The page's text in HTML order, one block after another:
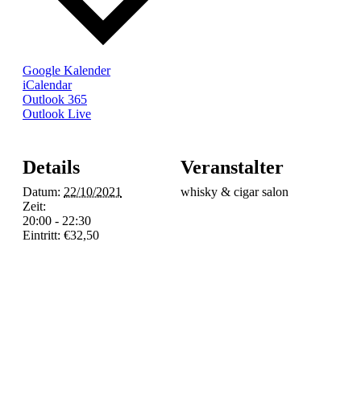
Google Kalender
iCalendar
Outlook 365
Outlook Live
Details
Datum: 22/10/2021
Zeit:
20:00 - 22:30
Eintritt: €32,50
Veranstalter
whisky & cigar salon